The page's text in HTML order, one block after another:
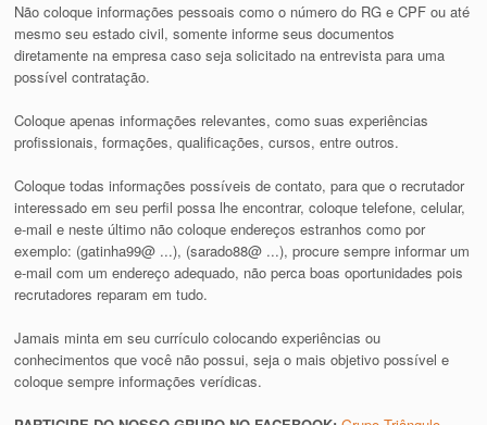
Não coloque informações pessoais como o número do RG e CPF ou até
mesmo seu estado civil, somente informe seus documentos
diretamente na empresa caso seja solicitado na entrevista para uma
possível contratação.
Coloque apenas informações relevantes, como suas experiências
profissionais, formações, qualificações, cursos, entre outros.
Coloque todas informações possíveis de contato, para que o recrutador
interessado em seu perfil possa lhe encontrar, coloque telefone, celular,
e-mail e neste último não coloque endereços estranhos como por
exemplo: (gatinha99@ ...), (sarado88@ ...), procure sempre informar um
e-mail com um endereço adequado, não perca boas oportunidades pois
recrutadores reparam em tudo.
Jamais minta em seu currículo colocando experiências ou
conhecimentos que você não possui, seja o mais objetivo possível e
coloque sempre informações verídicas.